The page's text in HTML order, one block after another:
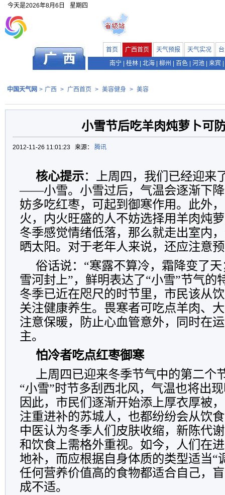
今天是2026年8月6日 星期四
首页 广西首页 天气预报 天气实况
南宁
桂林 北海 柳州 百色 河池 来宾
中国天气网 > 广西 > 广西首页 > 美容健身 > 美容
小雪节后吃羊肉炖萝卜可
2012-11-26 11:01:23 来源： 腾讯
核心提示：上周四，我们已经迎来
——小雪。小雪过后，气温会逐渐下
妨多吃红枣，可起到御寒作用。此外
火，内火旺盛的人不妨选择用羊肉炖
冬季感觉情绪低落，那么就走出室内
晒太阳。对于老年人来说，还应注意
俗话说：“寒露不算冷，霜降变了
雪河封上”，鲜明表达了“小雪”节气的
冬季已近在咫尺的时节里，市民该从
关注健康养生。畏寒者可吃点羊肉、
注意保暖，防止心血管意外，同时在
主。
怕冷者吃点红枣御寒
上周四已迎来冬季节气中的第二
“小雪”时节多刮西北风，气温也将出
因此，市民们逐渐开始添上厚衣厚被
注重进补的苏城人，也都纷纷会从饮
中医认为冬季人们皮肤收缩，新陈代
和饮食上需格外重视。如今，人们在
地补，而应根据自身体质的类型适当“
任何营养价值高的食物都适合自己，
成不适。